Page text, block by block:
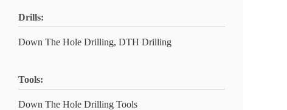
Drills:
Down The Hole Drilling, DTH Drilling
Tools:
Down The Hole Drilling Tools